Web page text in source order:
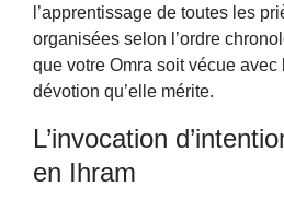
l’apprentissage de toutes les
organisées selon l’ordre
que votre Omra soit vécue avec
dévotion qu’elle mérite.
L’invocation
en Ihram